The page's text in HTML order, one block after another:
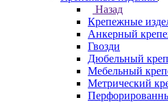
Назад
Крепежные
Анкерный
Гвозди
Дюбельный
Мебельный
Метрический